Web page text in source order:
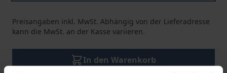
Preisangaben inkl. MwSt. Abhängig von der Lieferadresse
kann die MwSt. an der Kasse variieren.
In den Warenkorb